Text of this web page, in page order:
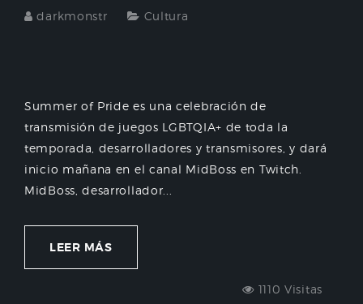
darkmonstr Cultura
Summer of Pride es una celebración de
transmisión de juegos LGBTQIA+ de toda la
temporada, desarrolladores y transmisores, y dará
inicio mañana en el canal MidBoss en Twitch.
MidBoss, desarrollador...
LEER MÁS
1110 Visitas